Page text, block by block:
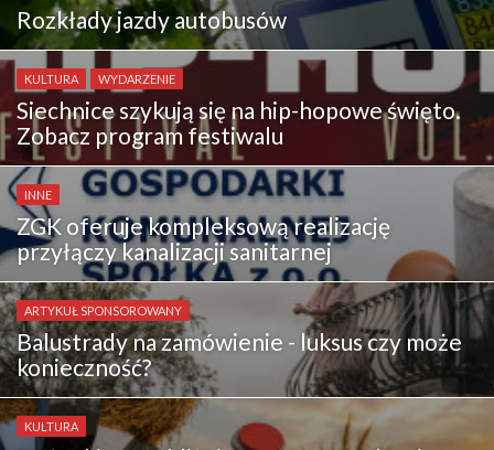
Rozkłady jazdy autobusów
KULTURA WYDARZENIE
Siechnice szykują się na hip-hopowe święto.
Zobacz program festiwalu
INNE
ZGK oferuje kompleksową realizację
przyłączy kanalizacji sanitarnej
ARTYKUŁ SPONSOROWANY
Balustrady na zamówienie - luksus czy może
konieczność?
KULTURA